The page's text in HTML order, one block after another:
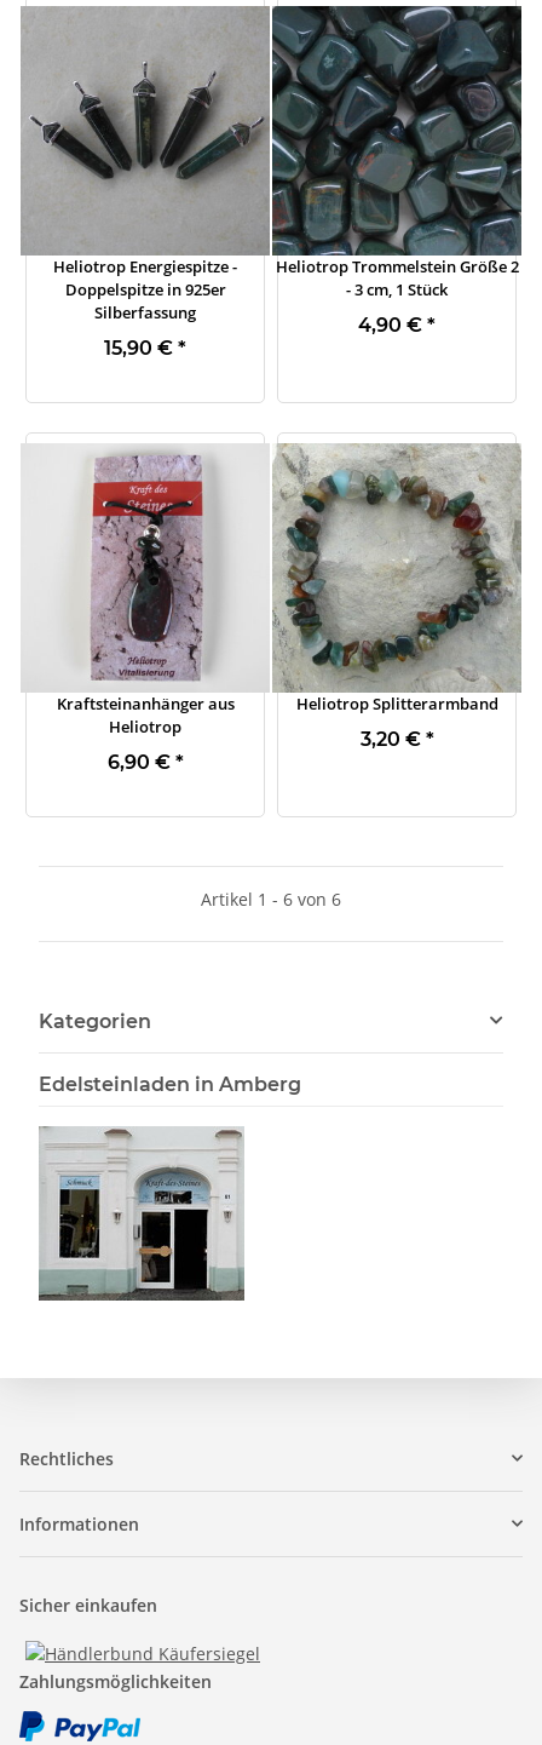
Heliotrop Energiespitze -
Doppelspitze in 925er
Silberfassung
15,90 € *
Heliotrop Trommelstein Größe 2
- 3 cm, 1 Stück
4,90 € *
Kraftsteinanhänger aus
Heliotrop
6,90 € *
Heliotrop Splitterarmband
3,20 € *
Artikel 1 - 6 von 6
Kategorien
Edelsteinladen in Amberg
Rechtliches
Informationen
Sicher einkaufen
Zahlungsmöglichkeiten